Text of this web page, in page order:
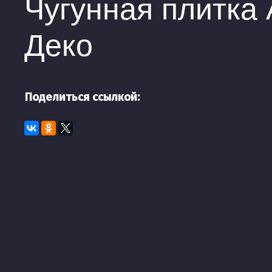
Чугунная плитка
Деко
Поделиться ссылкой: